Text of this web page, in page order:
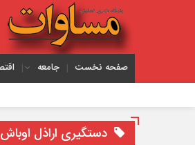
صفحه نخست جامعه
دستگیری اراذل اوباش